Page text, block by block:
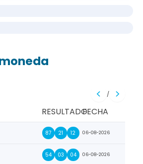
/
RESULTADOFECHA
87 21 12 06-08-2026
54 03 04 06-08-2026